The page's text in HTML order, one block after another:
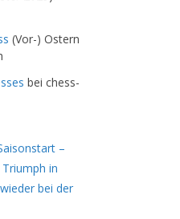
(Vor-) Ostern
bei chess-
–
Triumph in
bei der